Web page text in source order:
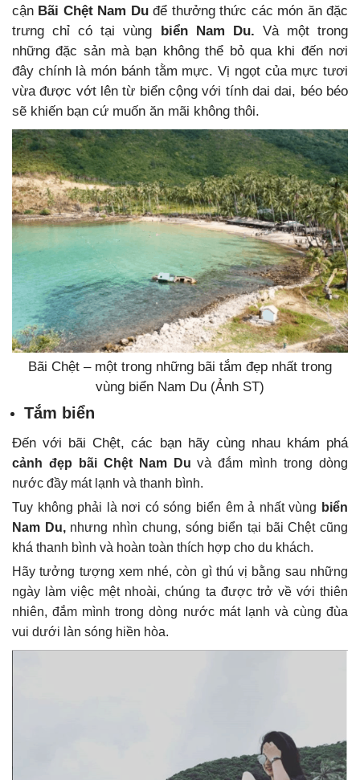
cận Bãi Chệt Nam Duđể thưởng thức các món ăn đặc
trưng chỉ có tại vùng
biển Nam Du. Và một trong
những đặc sản mà bạn không thể bỏ qua khi đến nơi
đây chính là món bánh tằm mực. Vị ngọt của mực tươi
vừa được vớt lên từ biển cộng với tính dai dai, béo béo
sẽ khiến bạn cứ muốn ăn mãi không thôi.
Bãi Chệt – một trong những bãi tắm đẹp nhất trong
vùng biển Nam Du (Ảnh ST)
Tắm biển
Đến với bãi Chệt, các bạn hãy cùng nhau khám phá
cảnh đẹp bãi Chệt Nam Duvà đắm mình trong dòng
nước đầy mát lạnh và thanh bình.
Tuy không phải là nơi có sóng biển êm ả nhất vùng biển
Nam Du, nhưng nhìn chung, sóng biển tại bãi Chệt cũng
khá thanh bình và hoàn toàn thích hợp cho du khách.
Hãy tưởng tượng xem nhé, còn gì thú vị bằng sau những
ngày làm việc mệt nhoài, chúng ta được trở về với thiên
nhiên, đắm mình trong dòng nước mát lạnh và cùng đùa
vui dưới làn sóng hiền hòa.